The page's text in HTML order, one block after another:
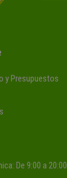
y Presupuestos
De 9:00 a 20:00